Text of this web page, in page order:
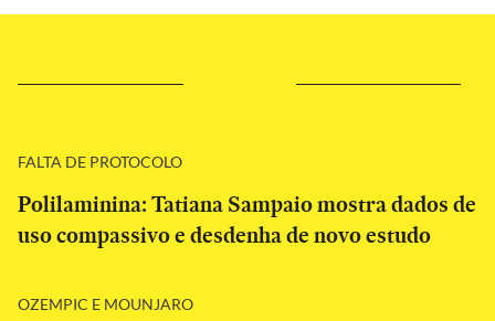
FALTA DE PROTOCOLO
Polilaminina: Tatiana Sampaio mostra dados de
uso compassivo e desdenha de novo estudo
OZEMPIC E MOUNJARO